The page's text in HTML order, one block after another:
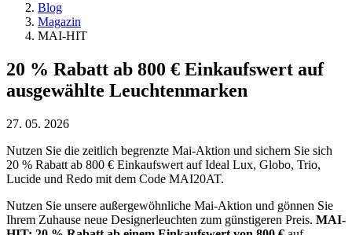
Blog
Magazin
MAI-HIT
20 % Rabatt ab 800 € Einkaufswert auf
ausgewählte Leuchtenmarken
27. 05. 2026
Nutzen Sie die zeitlich begrenzte Mai-Aktion und sichern Sie sich
20 % Rabatt ab 800 € Einkaufswert auf Ideal Lux, Globo, Trio,
Lucide und Redo mit dem Code MAI20AT.
Nutzen Sie unsere außergewöhnliche Mai-Aktion und gönnen Sie
Ihrem Zuhause neue Designerleuchten zum günstigeren Preis. MAI-